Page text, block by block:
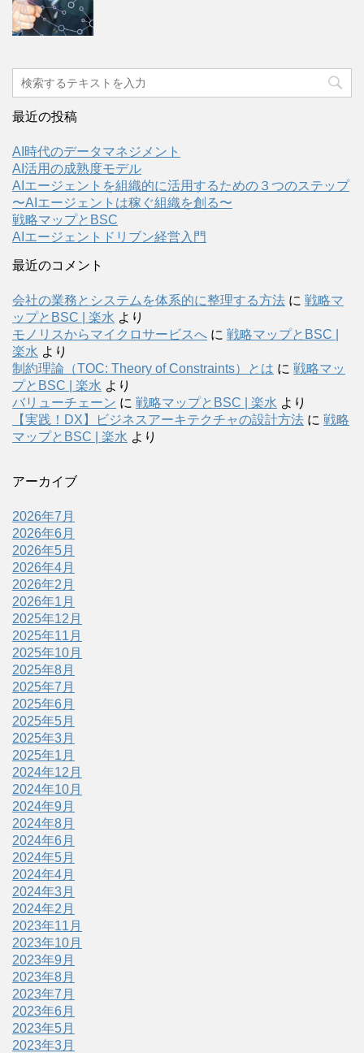
最近の投稿
AI時代のデータマネジメント
AI活用の成熟度モデル
AIエージェントを組織的に活用するための３つのステップ
〜AIエージェントは稼ぐ組織を創る〜
戦略マップとBSC
AIエージェントドリブン経営入門
最近のコメント
会社の業務とシステムを体系的に整理する方法 に 戦略マ
ップとBSC | 楽水 より
モノリスからマイクロサービスへ に 戦略マップとBSC |
楽水 より
制約理論（TOC: Theory of Constraints）とは に 戦略マッ
プとBSC | 楽水 より
バリューチェーン に 戦略マップとBSC | 楽水 より
【実践！DX】ビジネスアーキテクチャの設計方法 に 戦略
マップとBSC | 楽水 より
アーカイブ
2026年7月
2026年6月
2026年5月
2026年4月
2026年2月
2026年1月
2025年12月
2025年11月
2025年10月
2025年8月
2025年7月
2025年6月
2025年5月
2025年3月
2025年1月
2024年12月
2024年10月
2024年9月
2024年8月
2024年6月
2024年5月
2024年4月
2024年3月
2024年2月
2023年11月
2023年10月
2023年9月
2023年8月
2023年7月
2023年6月
2023年5月
2023年3月